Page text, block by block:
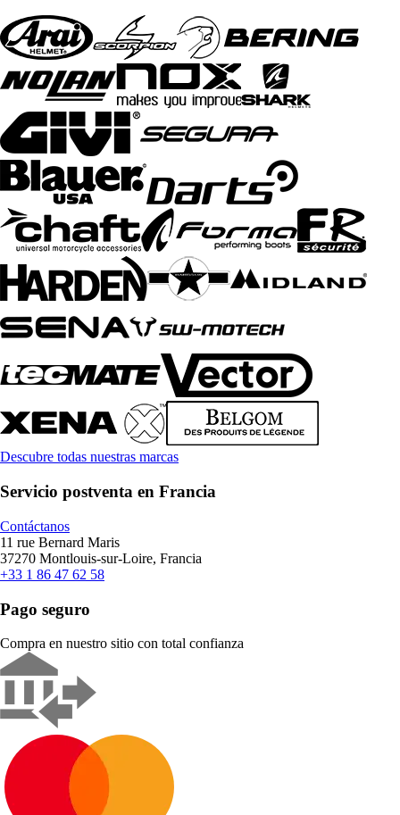
Descubre todas nuestras marcas
Servicio postventa en Francia
Contáctanos
11 rue Bernard Maris
37270 Montlouis-sur-Loire, Francia
+33 1 86 47 62 58
Pago seguro
Compra en nuestro sitio con total confianza